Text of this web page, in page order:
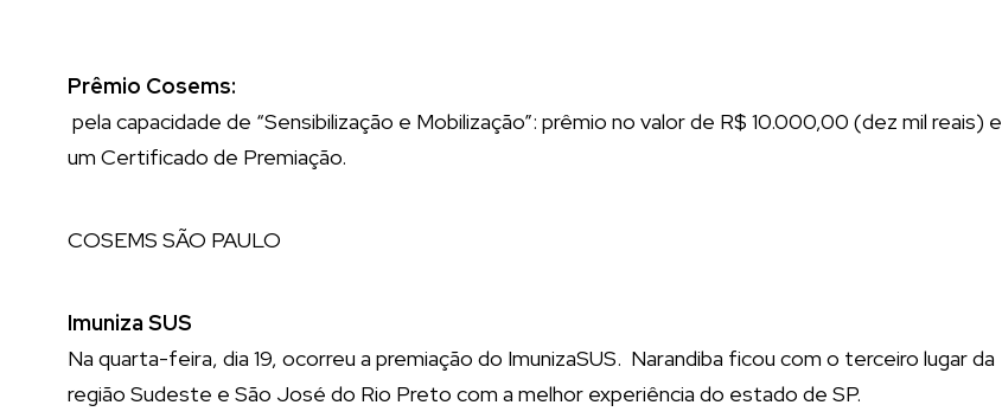
Prêmio Cosems:
pela capacidade de “Sensibilização e Mobilização”: prêmio no valor de R$ 10.000,00 (dez mil reais) e
um Certificado de Premiação.
COSEMS SÃO PAULO
Imuniza SUS
Na quarta-feira, dia 19, ocorreu a premiação do ImunizaSUS. Narandiba ficou com o terceiro lugar da
região Sudeste e São José do Rio Preto com a melhor experiência do estado de SP.